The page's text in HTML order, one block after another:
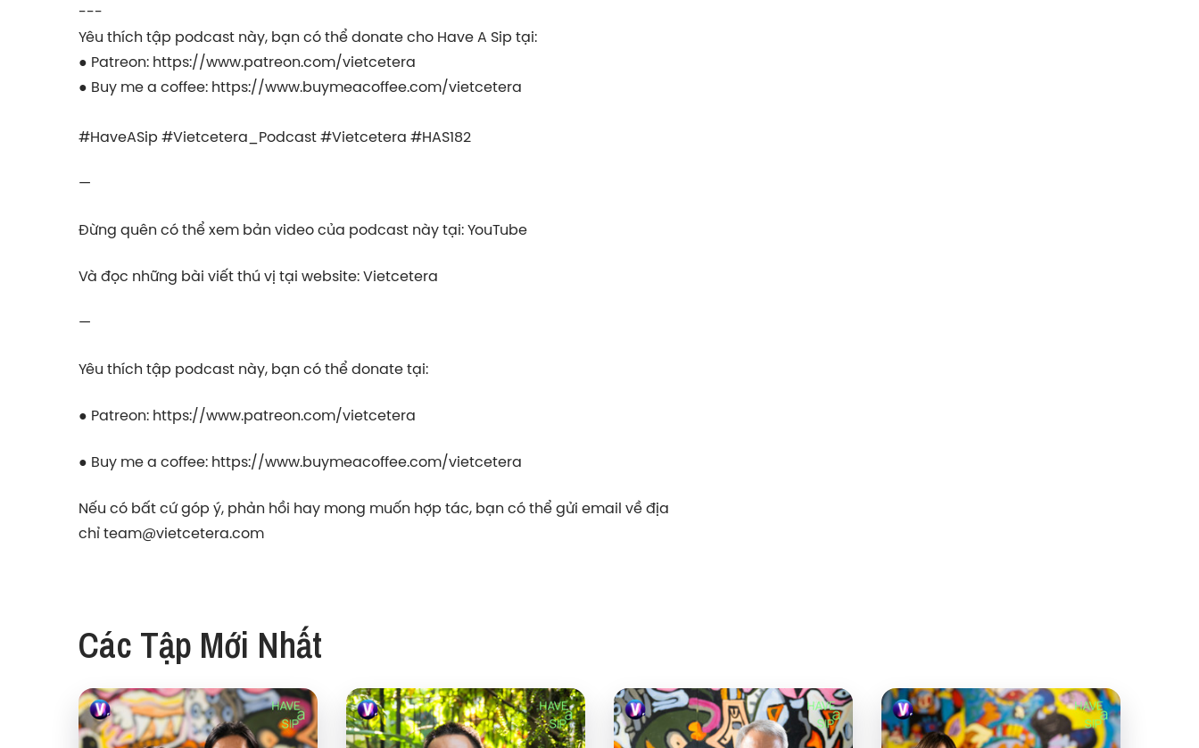
---
Yêu thích tập podcast này, bạn có thể donate cho Have A Sip tại:
● Patreon: https://www.patreon.com/vietcetera
● Buy me a coffee: https://www.buymeacoffee.com/vietcetera
#HaveASip #Vietcetera_Podcast #Vietcetera #HAS182
—
Đừng quên có thể xem bản video của podcast này tại: YouTube
Và đọc những bài viết thú vị tại website: Vietcetera
—
Yêu thích tập podcast này, bạn có thể donate tại:
● Patreon: https://www.patreon.com/vietcetera
● Buy me a coffee: https://www.buymeacoffee.com/vietcetera
Nếu có bất cứ góp ý, phản hồi hay mong muốn hợp tác, bạn có thể gửi email về địa
chỉteam@vietcetera.com
Các Tập Mới Nhất